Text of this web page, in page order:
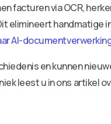
facturen via OCR,
elimineert handmatige
AI-
en kunnen
leest u in ons artikel